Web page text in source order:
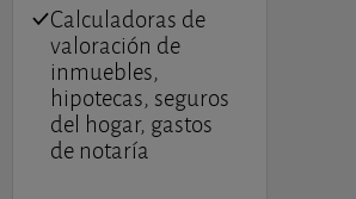
Calculadoras de
valoración de
inmuebles,
hipotecas, seguros
del hogar, gastos
de notaría